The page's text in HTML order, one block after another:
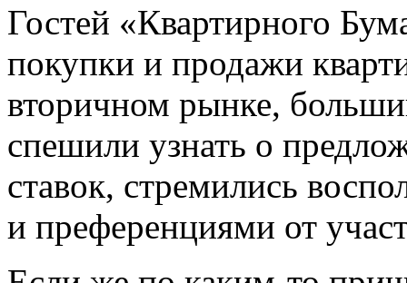
Гостей «Квартирного
покупки и продажи
вторичном рынке,
спешили узнать о
ставок, стремились
и преференциями от